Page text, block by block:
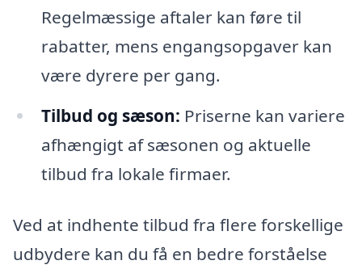
Regelmæssige aftaler kan føre til
rabatter, mens engangsopgaver kan
være dyrere per gang.
Tilbud og sæson: Priserne kan variere
afhængigt af sæsonen og aktuelle
tilbud fra lokale firmaer.
Ved at indhente tilbud fra flere forskellige
udbydere kan du få en bedre forståelse